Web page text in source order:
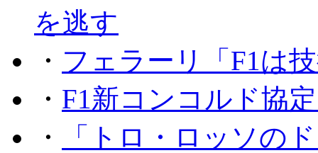
を逃す
・ フェラーリ「F1は
・ F1新コンコルド協
・
「トロ・ロッソの